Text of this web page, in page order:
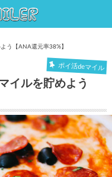
う【ANA還元率38%】
ポイ活deマイル
イルを貯めよう